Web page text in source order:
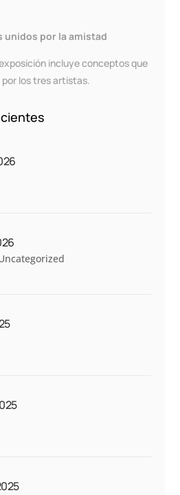
unidos por la amistad
incluye conceptos que
los tres artistas.